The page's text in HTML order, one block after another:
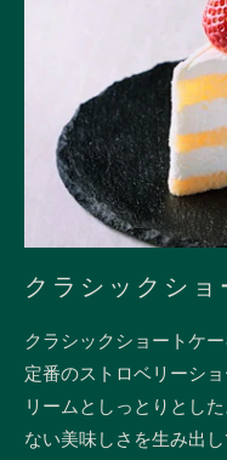
クラシックショ
クラシックショートケ
定番のストロベリーシ
リームとしっとりとし
ない美味しさを生み出